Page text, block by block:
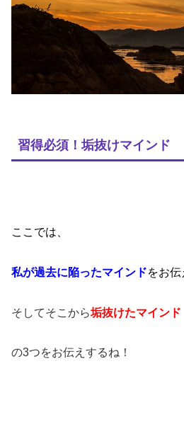
習得必須！垢抜けマインド
ここでは、
私が過去に陥ったマインドをお伝
そしてそこから垢抜けたマインド
の3つをお伝えするね！